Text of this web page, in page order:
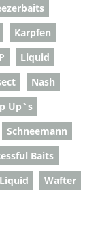
Karpfen
Liquid
Nash
Up`s
Schneemann
Baits
Wafter